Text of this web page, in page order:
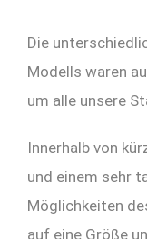
Die
Modells waren
um alle unsere
Innerhalb von
und einem sehr
Möglichkeiten
auf eine Größe